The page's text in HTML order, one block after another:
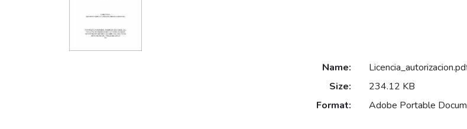
Name:
Size:
234.12 KB
Format:
Adobe Portable